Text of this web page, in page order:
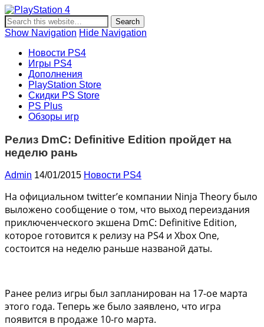
Новости и информация об игровой приставке нового
поколения Sony PlayStation 4, новости игр PS4, обзоры
Show Navigation Hide Navigation
Новости PS4
Игры PS4
Дополнения
PlayStation Store
Скидки PS Store
PS Plus
Обзоры игр
Релиз DmC: Definitive Edition пройдет на
неделю рань
Admin 14/01/2015 Новости PS4
На официальном twitter’е компании Ninja Theory было
выложено сообщение о том, что выход переиздания
приключенческого экшена DmC: Definitive Edition,
которое готовится к релизу на PS4 и Xbox One,
состоится на неделю раньше названой даты.
Ранее релиз игры был запланирован на 17-ое марта
этого года. Теперь же было заявлено, что игра
появится в продаже 10-го марта.